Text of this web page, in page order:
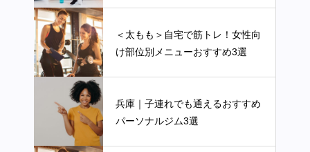
＜太もも＞自宅で筋トレ！女性向
け部位別メニューおすすめ3選
兵庫｜子連れでも通えるおすすめ
パーソナルジム3選